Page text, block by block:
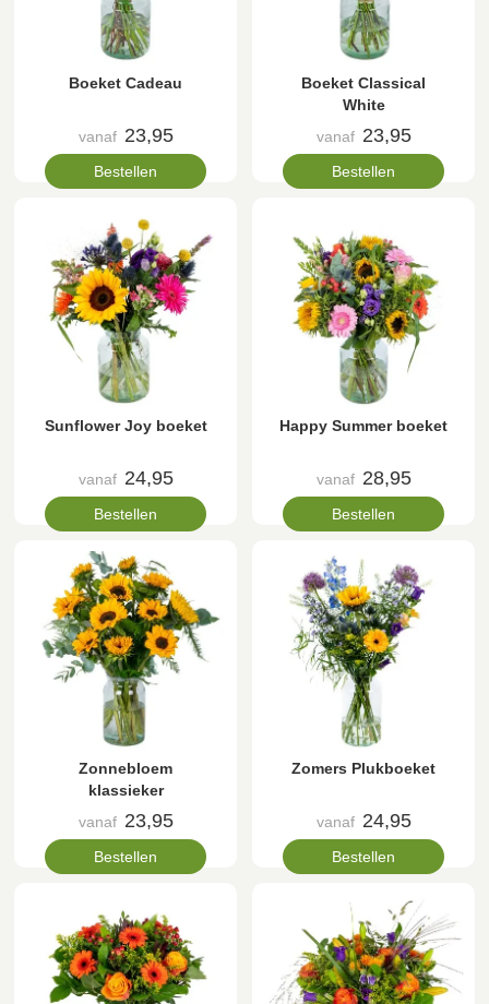
Boeket Cadeau
vanaf 23,95
Bestellen
Boeket Classical
White
vanaf 23,95
Bestellen
Sunflower Joy boeket
vanaf 24,95
Bestellen
Happy Summer boeket
vanaf 28,95
Bestellen
Zonnebloem
klassieker
vanaf 23,95
Bestellen
Zomers Plukboeket
vanaf 24,95
Bestellen